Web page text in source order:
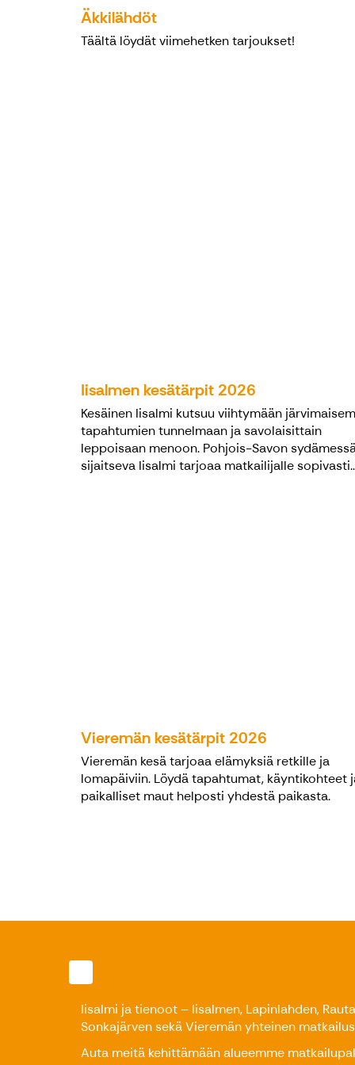
Äkkilähdöt
Täältä löydät viimehetken tarjoukset!
Iisalmen kesätärpit 2026
Kesäinen Iisalmi kutsuu viihtymään
tapahtumien tunnelmaan ja savolaisittain
leppoisaan menoon. Pohjois-Savon
sijaitseva Iisalmi tarjoaa matkailijalle
Vieremän kesätärpit 2026
Vieremän kesä tarjoaa elämyksiä retkille ja
lomapäiviin. Löydä tapahtumat, käyntikohteet
paikalliset maut helposti yhdestä paikasta.
Iisalmi ja tienoot – Iisalmen, Lapinlahden,
Sonkajärven sekä Vieremän yhteinen
Auta meitä kehittämään alueemme